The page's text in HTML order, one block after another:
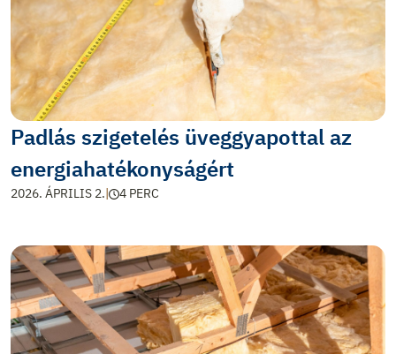
Padlás szigetelés üveggyapottal az
energiahatékonyságért
2026. ÁPRILIS 2.| 4 PERC